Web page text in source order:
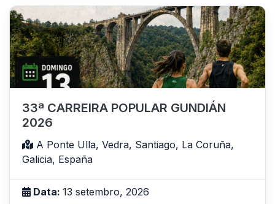
33ª CARREIRA POPULAR GUNDIÁN
2026
A Ponte Ulla, Vedra, Santiago, La Coruña,
Galicia, España
Data: 13 setembro, 2026